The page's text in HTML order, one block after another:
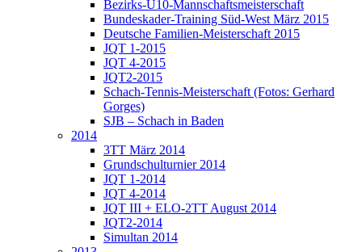
Bezirks-U10-Mannschaftsmeisterschaft
Bundeskader-Training Süd-West März 2015
Deutsche Familien-Meisterschaft 2015
JQT 1-2015
JQT 4-2015
JQT2-2015
Schach-Tennis-Meisterschaft (Fotos: Gerhard
Gorges)
SJB – Schach in Baden
2014
3TT März 2014
Grundschulturnier 2014
JQT 1-2014
JQT 4-2014
JQT III + ELO-2TT August 2014
JQT2-2014
Simultan 2014